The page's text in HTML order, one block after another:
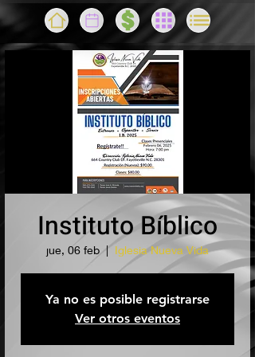
Instituto Bíblico
jue, 06 feb
  |
Iglesia Nueva Vida
Ya no es posible registrarse
Ver otros eventos